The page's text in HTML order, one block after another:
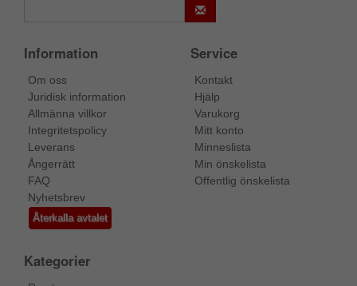
Information
Om oss
Juridisk information
Allmänna villkor
Integritetspolicy
Leverans
Ångerrätt
FAQ
Nyhetsbrev
Återkalla avtalet
Service
Kontakt
Hjälp
Varukorg
Mitt konto
Minneslista
Min önskelista
Offentlig önskelista
Kategorier